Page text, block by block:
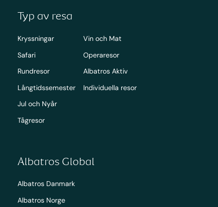
Typ av resa
Kryssningar
Safari
Rundresor
Långtidssemester
Jul och Nyår
Tågresor
Vin och Mat
Operaresor
Albatros Aktiv
Individuella resor
Albatros Global
Albatros Danmark
Albatros Norge